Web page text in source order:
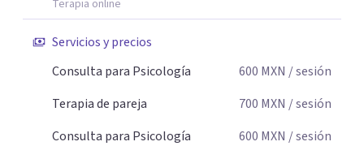
Terapia online
Servicios y precios
Consulta para Psicología
600 MXN / sesión
Terapia de pareja
700 MXN / sesión
Consulta para Psicología
600 MXN / sesión